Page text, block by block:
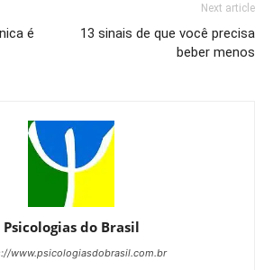
é
Next article
13 sinais de que você precisa
beber menos
Psicologias do Brasil
www.psicologiasdobrasil.com.br